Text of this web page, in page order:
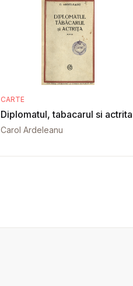
CARTE
Diplomatul, tabacarul si actrita
Carol Ardeleanu